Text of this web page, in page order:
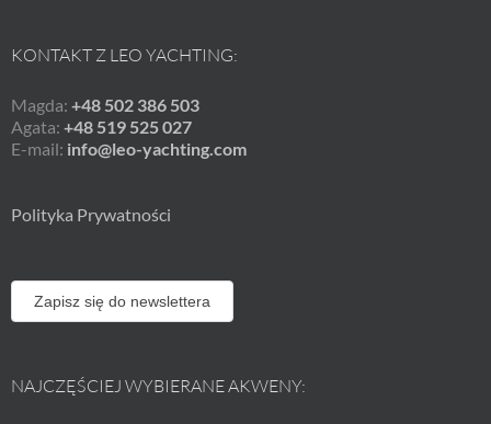
KONTAKT Z LEO YACHTING:
Magda: +48 502 386 503
Agata: +48 519 525 027
E-mail: info@leo-yachting.com
Polityka Prywatności
Zapisz się do newslettera
NAJCZĘŚCIEJ WYBIERANE AKWENY: